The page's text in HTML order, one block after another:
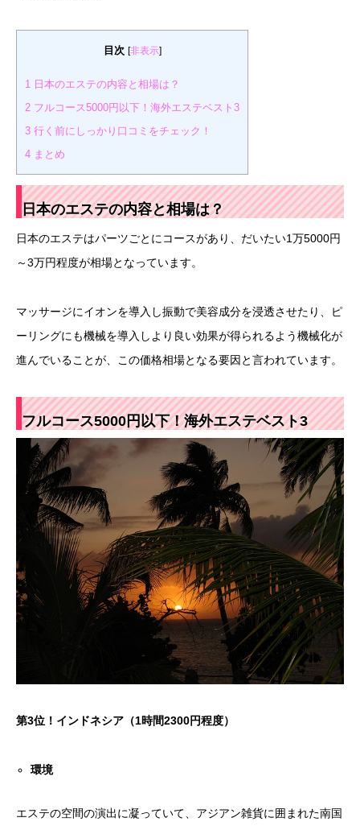
目次 [非表示]
1
日本のエステの内容と相場は？
2 フルコース5000円以下！海外エステベスト3
3 行く前にしっかり口コミをチェック！
4 まとめ
日本のエステの内容と相場は？
日本のエステはパーツごとにコースがあり、だいたい1万5000円
～3万円程度が相場となっています。
マッサージにイオンを導入し振動で美容成分を浸透させたり、ピ
ーリングにも機械を導入しより良い効果が得られるよう機械化が
進んでいることが、この価格相場となる要因と言われています。
フルコース5000円以下！海外エステベスト3
第3位！インドネシア（1時間2300円程度）
環境
エステの空間の演出に凝っていて、アジアン雑貨に囲まれた南国